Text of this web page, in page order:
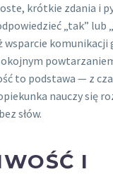
krótkie zdania i
„tak” lub
wsparcie komunikacji
to podstawa — z
nauczy się
słów.
I